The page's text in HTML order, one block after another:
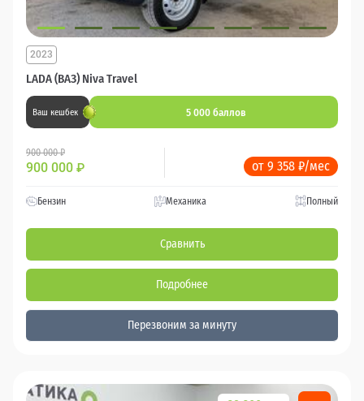
LADA (ВАЗ) Niva Travel
2023
Ваш кешбек 5 000 баллов
900 000 ₽
900 000 ₽ от 9 358 ₽/мес
Бензин Механика Полный
Сравнить
Подробнее
Перезвоним за минуту